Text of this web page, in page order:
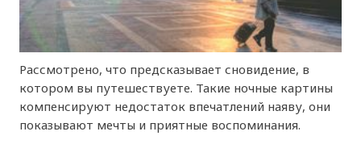
Рассмотрено, что предсказывает сновидение, в
котором вы путешествуете. Такие ночные картины
компенсируют недостаток впечатлений наяву, они
показывают мечты и приятные воспоминания.